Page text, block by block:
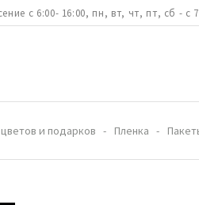
с 6:00- 16:00, пн, вт, чт, пт, сб - с
и подарков Пленка